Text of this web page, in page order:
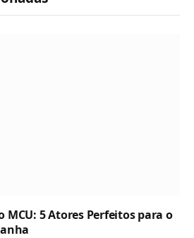
MCU: 5 Atores Perfeitos para o